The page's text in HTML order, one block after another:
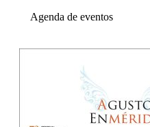
Agenda de eventos